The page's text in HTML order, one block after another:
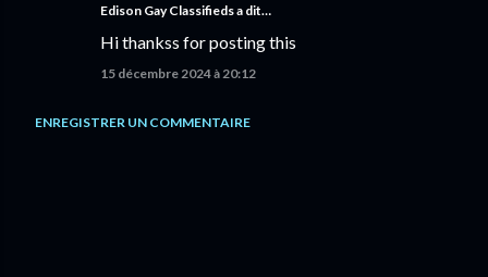
Edison Gay Classifiedsa dit…
Hi thankss for posting this
15 décembre 2024 à 20:12
ENREGISTRER UN COMMENTAIRE